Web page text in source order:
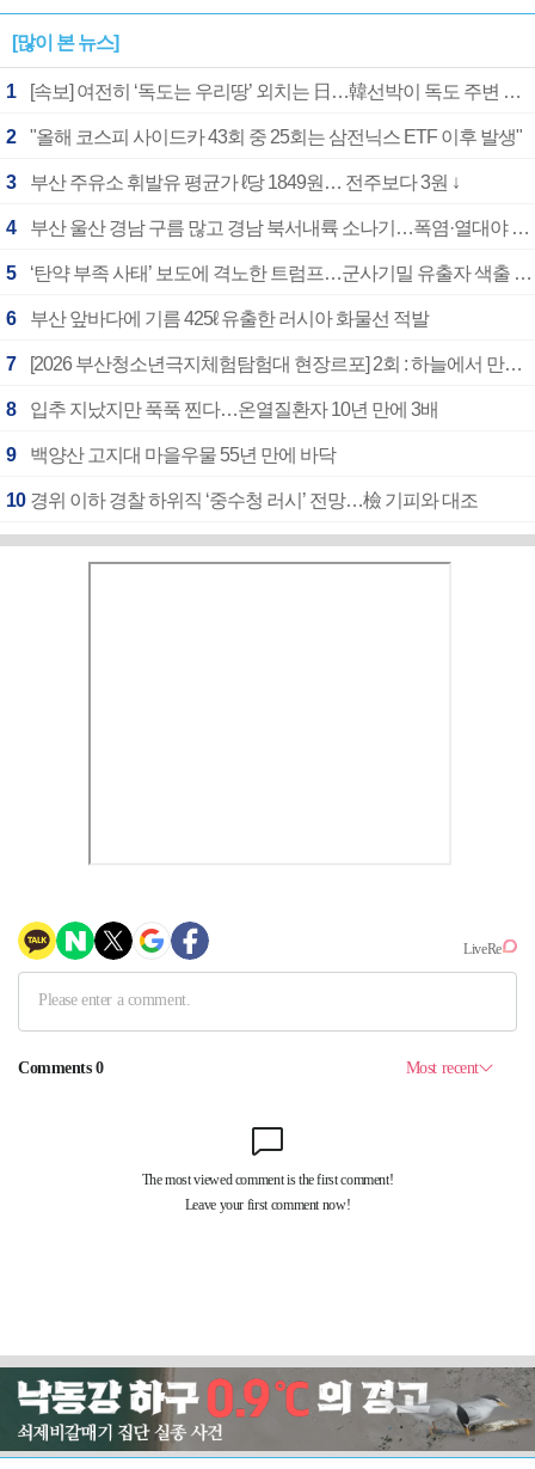
[많이 본 뉴스]
1 [속보] 여전히 ‘독도는 우리땅’ 외치는 日…韓선박이 독도 주변 해양조사 활동하자 반발
2 "올해 코스피 사이드카 43회 중 25회는 삼전닉스 ETF 이후 발생"
3 부산 주유소 휘발유 평균가 ℓ당 1849원… 전주보다 3원 ↓
4 부산 울산 경남 구름 많고 경남 북서내륙 소나기…폭염·열대야 계속
5 ‘탄약 부족 사태’ 보도에 격노한 트럼프…군사기밀 유출자 색출 지시
6 부산 앞바다에 기름 425ℓ 유출한 러시아 화물선 적발
7 [2026 부산청소년극지체험탐험대 현장르포] 2회 : 하늘에서 만난 얼음의 나라
8 입추 지났지만 푹푹 찐다…온열질환자 10년 만에 3배
9 백양산 고지대 마을우물 55년 만에 바닥
10 경위 이하 경찰 하위직 ‘중수청 러시’ 전망…檢 기피와 대조